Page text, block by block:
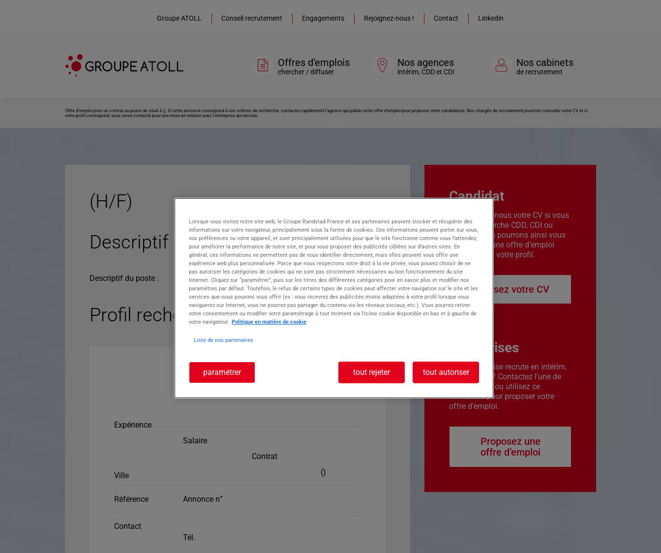
Groupe ATOLL Conseil recrutement Engagements Rejoignez-nous ! Contact Linkedin
Offres d’emplois
chercher / diffuser
Nos agences
intérim, CDD et CDI
Nos cabinets
de recrutement
Offre d’emploi pour un contrat au poste de situé à (). Si cette annonce correspond à vos critères de recherche, contactez rapidement l’agence qui publie cette offre d’emploi pour proposer votre candidature. Nos chargés de recrutement pourront consulter votre CV et si
votre profil correspond, vous serez contacté pour une mise en relation avec l’entreprise qui recrute.
(H/F)
Descriptif du poste :
Descriptif du poste :
Profil recherché
Expérience
Salaire
Contrat
Ville ()
Référence Annonce n°
Contact
Tél.
Candidat
Transmettez-nous votre CV si vous
êtes en recherche CDD, CDI ou
intérim. Nous pourrons ainsi vous
contacter si une offre d’emploi
correspond à votre profil.
Déposez votre CV
Entreprises
Votre entreprise recrute en intérim,
CDD ou CDI ? Contactez l’une de
nos agences ou utilisez ce
formulaire pour proposer votre
offre d’emploi.
Proposez une
offre d’emploi
Lorsque vous visitez notre site web, le Groupe Randstad France et ses partenaires peuvent stocker et récupérer des
informations sur votre navigateur, principalement sous la forme de cookies. Ces informations peuvent porter sur vous,
vos préférences ou votre appareil, et sont principalement utilisées pour que le site fonctionne comme vous l’attendez,
pour améliorer la performance de notre site, et pour vous proposer des publicités ciblées sur d’autres sites. En
général, ces informations ne permettent pas de vous identifier directement, mais elles peuvent vous offrir une
expérience web plus personnalisée. Parce que nous respectons votre droit à la vie privée, vous pouvez choisir de ne
pas autoriser les catégories de cookies qui ne sont pas strictement nécessaires au bon fonctionnement du site
Internet. Cliquez sur “paramétrer”, puis sur les titres des différentes catégories pour en savoir plus et modifier nos
paramètres par défaut. Toutefois, le refus de certains types de cookies peut affecter votre navigation sur le site et les
services que nous pouvons vous offrir (ex : vous recevrez des publicités moins adaptées à votre profil lorsque vous
naviguerez sur Internet, vous ne pourrez pas partager du contenu via les réseaux sociaux, etc.). Vous pourrez retirer
votre consentement ou modifier votre paramétrage à tout moment via l’icône cookie disponible en bas et à gauche de
votre navigateur. Politique en matière de cookie
Liste de nos partenaires
paramétrer tout rejeter tout autoriser